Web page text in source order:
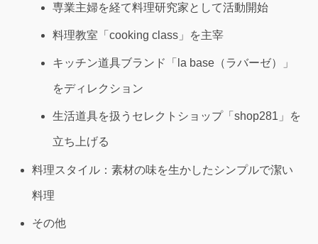
専業主婦を経て料理研究家として活動開始
料理教室「cooking class」を主宰
キッチン道具ブランド「la base（ラバーゼ）」
をディレクション
生活道具を扱うセレクトショップ「shop281」を
立ち上げる
料理スタイル：素材の味を生かしたシンプルで潔い
料理
その他